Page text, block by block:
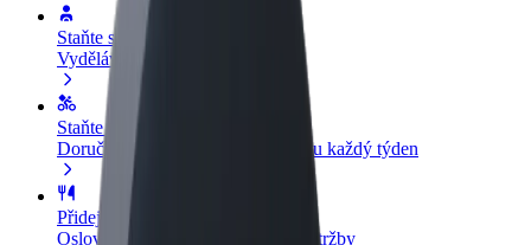
Staňte se řidičem
Vydělávejte podle sebe
Staňte se kurýrem
Doručujte jídlo a dostávejte výplatu každý týden
Přidejte restauraci nebo obchod
Oslovte více zákazníků a zvyšte si tržby